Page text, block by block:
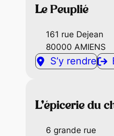
Le Peuplié
161 rue Dejean
80000 AMIENS
S’y rendre
L’épicerie du
6 grande rue